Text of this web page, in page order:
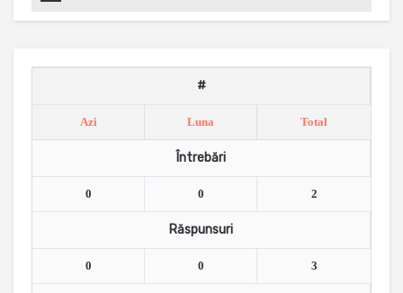
#
Azi Luna Total
Întrebări
0 0 2
Răspunsuri
0 0 3